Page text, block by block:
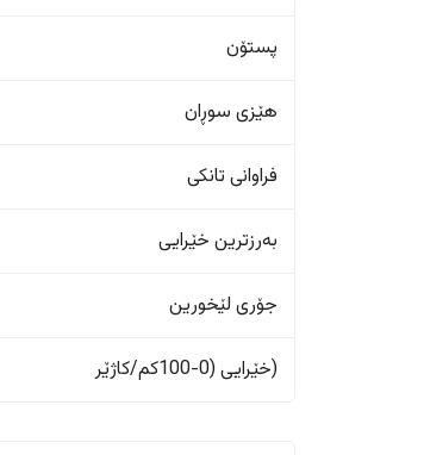
پستۆن
هێزی سوڕان
فراوانی تانکی
بەرزترین خێرایی
جۆری لێخورین
(خێرایی (0-100کم/کاژێر